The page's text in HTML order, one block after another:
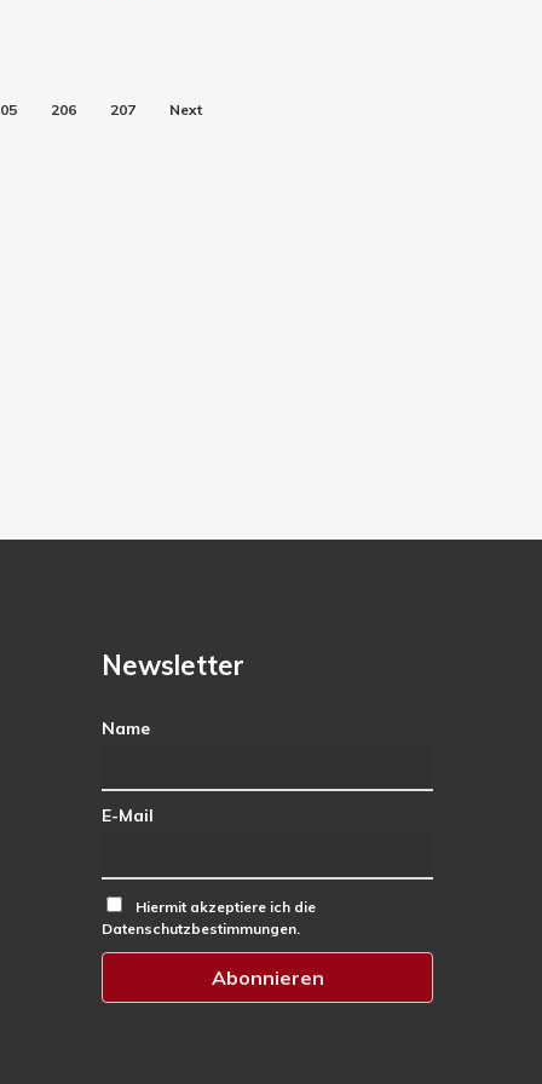
206 207 Next
Newsletter
Name
E-Mail
Hiermit akzeptiere ich die
Datenschutzbestimmungen.